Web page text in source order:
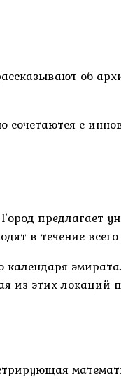
об
с
предлагает
в течение всего
календаря
этих локаций